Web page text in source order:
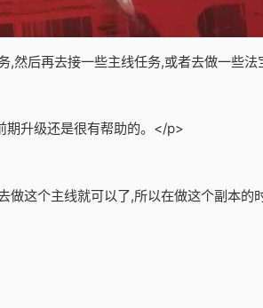
,然后再去接一些主线任务,或者去做一些
期升级还是很有帮助的。</p>
这个主线就可以了,所以在做这个副本